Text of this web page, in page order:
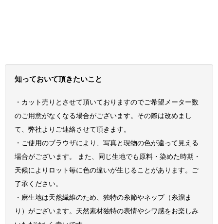
知っておいて頂きたいこと
・カット売りとさせて頂いておりますのでご希望メーター数
のご用意がなくなる場合がございます。その際は改めまし
て、弊社よりご連絡させて頂きます。
・ご使用のブラウザにより、写真と現物の色が違って見える
場合がございます。 また、同じ生地でも原料・染めた時期・
天候によりロット毎に色の違いが生じることがあります。ご
了承ください。
・麻生地は天然繊維のため、独特の糸節やネップ（糸溜ま
り）がございます。天然素材独特の表情やシワ感をお楽しみ